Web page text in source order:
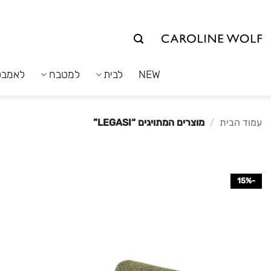
NEW לבית למטבח
עמוד הבית / מוצרים המתויגים “LEGASI”
-15%